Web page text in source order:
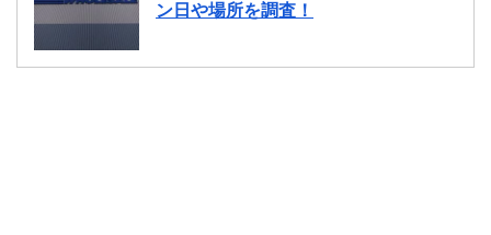
ン日や場所を調査！